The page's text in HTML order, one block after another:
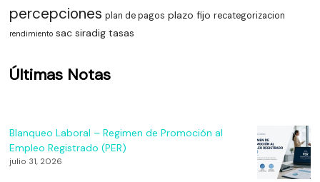
percepciones plan de pagos plazo fijo recategorizacion
rendimiento sac siradig tasas
Últimas Notas
Blanqueo Laboral – Regimen de Promoción al
Empleo Registrado (PER)
julio 31, 2026